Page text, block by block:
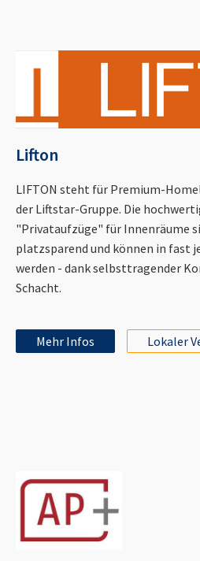
Lifton
LIFTON steht für Premium-
der Liftstar-Gruppe. Die
"Privataufzüge" für Innenräume
platzsparend und können in fast
werden - dank selbsttragender
Schacht.
Mehr Infos Lokaler